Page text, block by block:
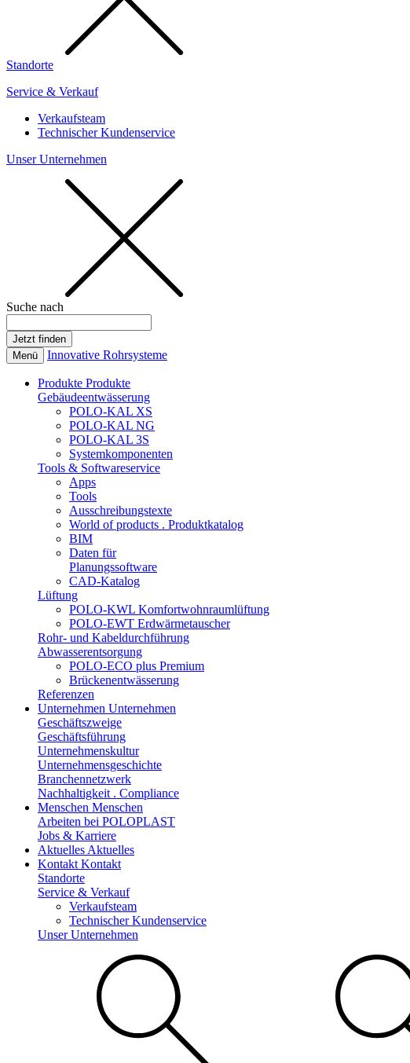
Standorte
Service & Verkauf
Verkaufsteam
Technischer Kundenservice
Unser Unternehmen
Suche nach
Menü Innovative Rohrsysteme
Produkte Produkte
Gebäudeentwässerung
POLO-KAL XS
POLO-KAL NG
POLO-KAL 3S
Systemkomponenten
Tools & Softwareservice
Apps
Tools
Ausschreibungstexte
World of products . Produktkatalog
BIM
Daten für
Planungssoftware
CAD-Katalog
Lüftung
POLO-KWL Komfortwohnraumlüftung
POLO-EWT Erdwärmetauscher
Rohr- und Kabeldurchführung
Abwasserentsorgung
POLO-ECO plus Premium
Brückenentwässerung
Referenzen
Unternehmen Unternehmen
Geschäftszweige
Geschäftsführung
Unternehmenskultur
Unternehmensgeschichte
Branchennetzwerk
Nachhaltigkeit . Compliance
Menschen Menschen
Arbeiten bei POLOPLAST
Jobs & Karriere
Aktuelles Aktuelles
Kontakt Kontakt
Standorte
Service & Verkauf
Verkaufsteam
Technischer Kundenservice
Unser Unternehmen